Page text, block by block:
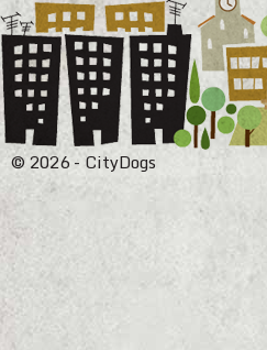
© 2026 - CityDogs